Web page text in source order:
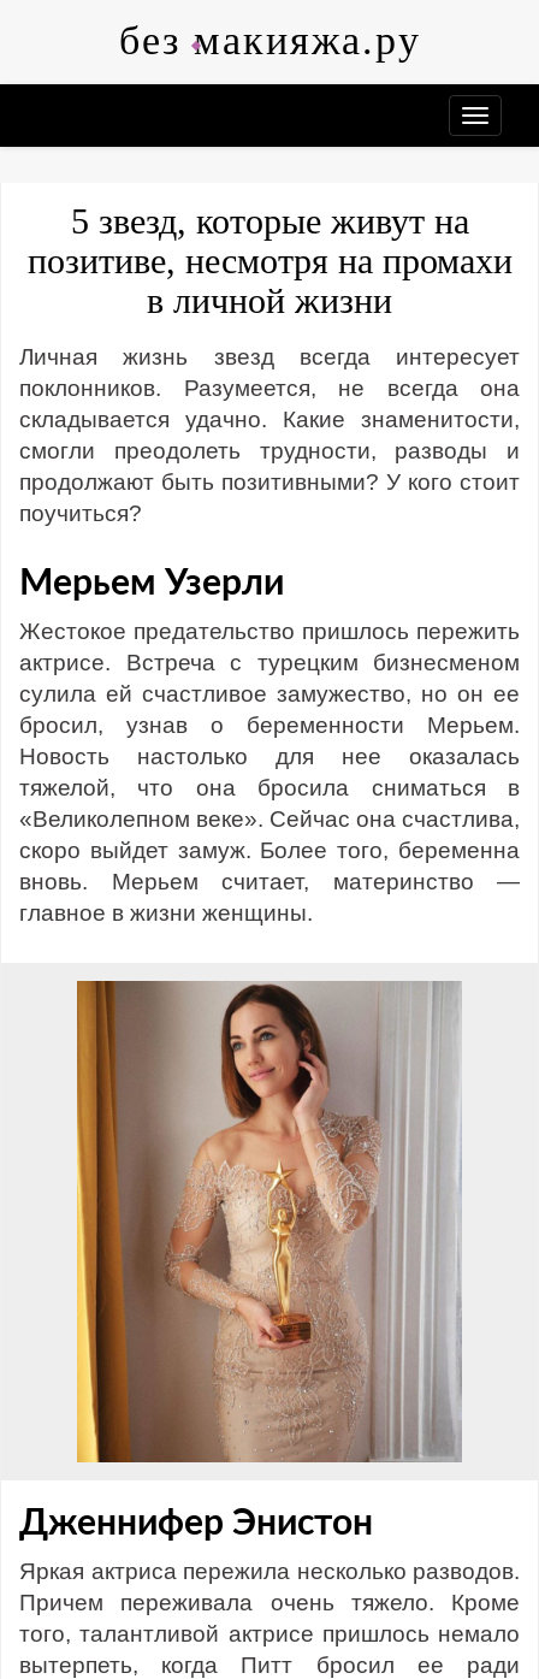
без макияжа.ру
5 звезд, которые живут на
позитиве, несмотря на промахи
в личной жизни
Личная жизнь звезд всегда интересует
поклонников. Разумеется, не всегда она
складывается удачно. Какие знаменитости,
смогли преодолеть трудности, разводы и
продолжают быть позитивными? У кого стоит
поучиться?
Мерьем Узерли
Жестокое предательство пришлось пережить
актрисе. Встреча с турецким бизнесменом
сулила ей счастливое замужество, но он ее
бросил, узнав о беременности Мерьем.
Новость настолько для нее оказалась
тяжелой, что она бросила сниматься в
«Великолепном веке». Сейчас она счастлива,
скоро выйдет замуж. Более того, беременна
вновь. Мерьем считает, материнство —
главное в жизни женщины.
Дженнифер Энистон
Яркая актриса пережила несколько разводов.
Причем переживала очень тяжело. Кроме
того, талантливой актрисе пришлось немало
вытерпеть, когда Питт бросил ее ради